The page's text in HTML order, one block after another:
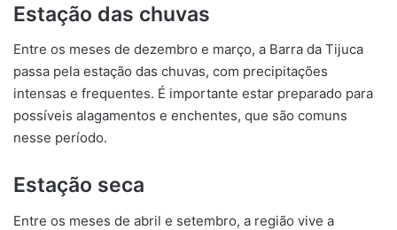
Estação das chuvas
Entre os meses de dezembro e março, a Barra da Tijuca
passa pela estação das chuvas, com precipitações
intensas e frequentes. É importante estar preparado para
possíveis alagamentos e enchentes, que são comuns
nesse período.
Estação seca
Entre os meses de abril e setembro, a região vive a